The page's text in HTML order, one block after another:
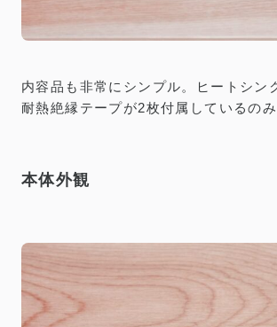
内容品も非常にシンプル。ヒートシン
耐熱絶縁テープが2枚付属しているのみ
本体外観